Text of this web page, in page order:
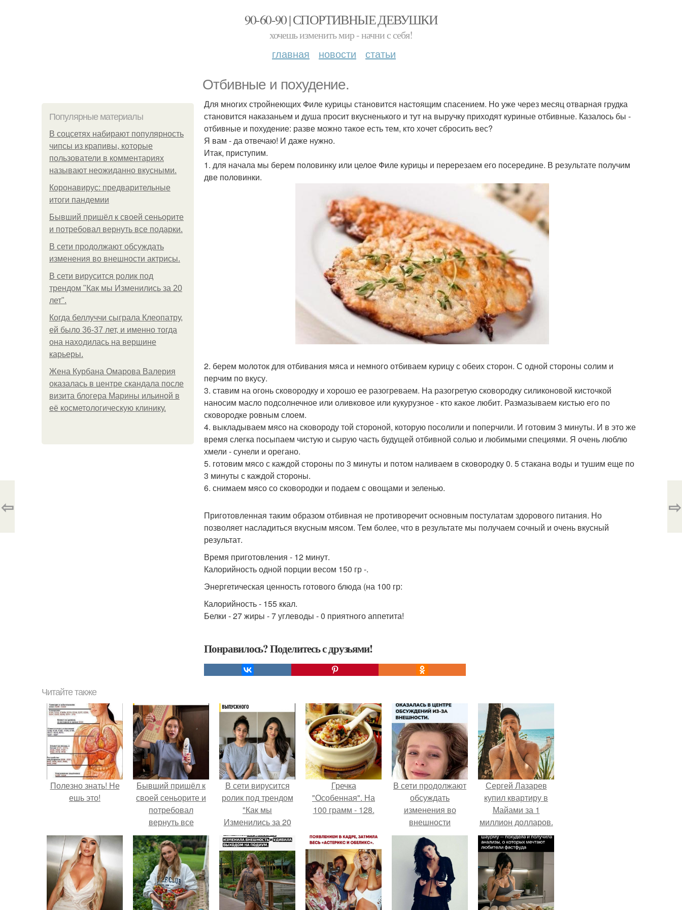
90-60-90 | СПОРТИВНЫЕ ДЕВУШКИ
хочешь изменить мир - начни с себя!
главная новости статьи
Отбивные и похудение.
Популярные материалы
В соцсетях набирают популярность
чипсы из крапивы, которые
пользователи в комментариях
называют неожиданно вкусными.
Коронавирус: предварительные
итоги пандемии
Бывший пришёл к своей сеньорите
и потребовал вернуть все подарки.
В сети продолжают обсуждать
изменения во внешности актрисы.
В сети вирусится ролик под
трендом "Как мы Изменились за 20
лет".
Когда беллуччи сыграла Клеопатру,
ей было 36-37 лет, и именно тогда
она находилась на вершине
карьеры.
Жена Курбана Омарова Валерия
оказалась в центре скандала после
визита блогера Марины ильиной в
её косметологическую клинику.
Для многих стройнеющих Филе курицы становится настоящим спасением. Но уже через месяц отварная грудка
становится наказаньем и душа просит вкусненького и тут на выручку приходят куриные отбивные. Казалось бы -
отбивные и похудение: разве можно такое есть тем, кто хочет сбросить вес?
Я вам - да отвечаю! И даже нужно.
Итак, приступим.
1. для начала мы берем половинку или целое Филе курицы и перерезаем его посередине. В результате получим
две половинки.
2. берем молоток для отбивания мяса и немного отбиваем курицу с обеих сторон. С одной стороны солим и
перчим по вкусу.
3. ставим на огонь сковородку и хорошо ее разогреваем. На разогретую сковородку силиконовой кисточкой
наносим масло подсолнечное или оливковое или кукурузное - кто какое любит. Размазываем кистью его по
сковородке ровным слоем.
4. выкладываем мясо на сковороду той стороной, которую посолили и поперчили. И готовим 3 минуты. И в это же
время слегка посыпаем чистую и сырую часть будущей отбивной солью и любимыми специями. Я очень люблю
хмели - сунели и орегано.
5. готовим мясо с каждой стороны по 3 минуты и потом наливаем в сковородку 0. 5 стакана воды и тушим еще по
3 минуты с каждой стороны.
6. снимаем мясо со сковородки и подаем с овощами и зеленью.
Приготовленная таким образом отбивная не противоречит основным постулатам здорового питания. Но
позволяет насладиться вкусным мясом. Тем более, что в результате мы получаем сочный и очень вкусный
результат.
Время приготовления - 12 минут.
Калорийность одной порции весом 150 гр -.
Энергетическая ценность готового блюда (на 100 гр:
Калорийность - 155 ккал.
Белки - 27 жиры - 7 углеводы - 0 приятного аппетита!
Понравилось? Поделитесь с друзьями!
⇦ ⇨
Читайте также
Полезно знать! Не
ешь это!
Бывший пришёл к
своей сеньорите и
потребовал
вернуть все
подарки.
В сети вирусится
ролик под трендом
"Как мы
Изменились за 20
лет".
Гречка
"Особенная". На
100 грамм - 128.
В сети продолжают
обсуждать
изменения во
внешности
актрисы.
Сергей Лазарев
купил квартиру в
Майами за 1
миллион долларов.